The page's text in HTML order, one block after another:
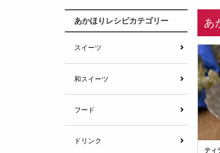
あ
ティ
あかほりレシピカテゴリー
スイーツ
和スイーツ
フード
ドリンク